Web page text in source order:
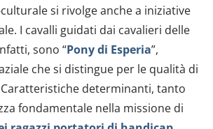
si rivolge anche a iniziative
I cavalli guidati dai cavalieri delle
sono “Pony di Esperia”,
che si distingue per le qualità di
determinanti, tanto
fondamentale nella missione di